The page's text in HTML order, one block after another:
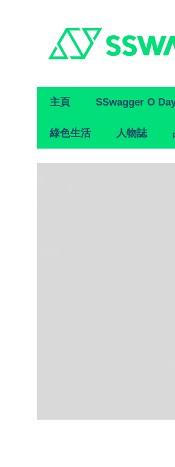
Primary
Navigation
主頁 SSwagger O
綠色生活 人物誌